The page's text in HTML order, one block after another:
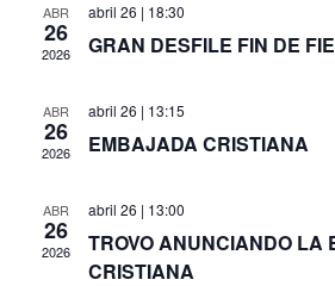
ABR
26
2026
abril 26 | 18:30
GRAN DESFILE FIN DE
ABR
26
2026
abril 26 | 13:15
EMBAJADA CRISTIANA
ABR
26
2026
abril 26 | 13:00
TROVO ANUNCIANDO LA
CRISTIANA